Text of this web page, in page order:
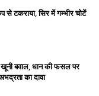
से टकराया, सिर में गम्भीर चोटें
खूनी बवाल, धान की फसल पर
का दावा